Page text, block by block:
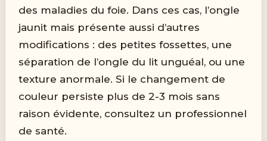
des maladies du foie. Dans ces cas, l’ongle
jaunit mais présente aussi d’autres
modifications : des petites fossettes, une
séparation de l’ongle du lit unguéal, ou une
texture anormale. Si le changement de
couleur persiste plus de 2-3 mois sans
raison évidente, consultez un professionnel
de santé.